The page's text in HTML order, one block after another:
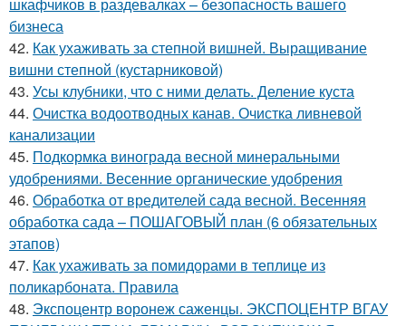
бизнеса
42. Как ухаживать за степной вишней. Выращивание
вишни степной (кустарниковой)
43. Усы клубники, что с ними делать. Деление куста
44. Очистка водоотводных канав. Очистка ливневой
канализации
45. Подкормка винограда весной минеральными
удобрениями. Весенние органические удобрения
46. Обработка от вредителей сада весной. Весенняя
обработка сада – ПОШАГОВЫЙ план (6 обязательных
этапов)
47. Как ухаживать за помидорами в теплице из
поликарбоната. Правила
48. Экспоцентр воронеж саженцы. ЭКСПОЦЕНТР ВГАУ